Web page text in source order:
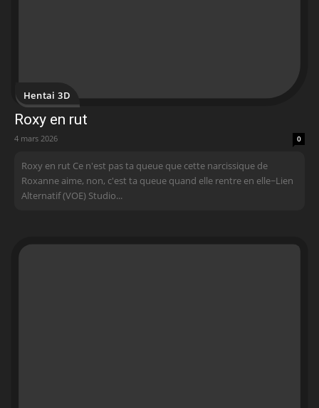
Hentai 3D
Roxy en rut
4 mars 2026 0
Roxy en rut Ce n'est pas ta queue que cette narcissique de
Roxanne aime, non, c'est ta queue quand elle rentre en elle~Lien
Alternatif (VOE) Studio...